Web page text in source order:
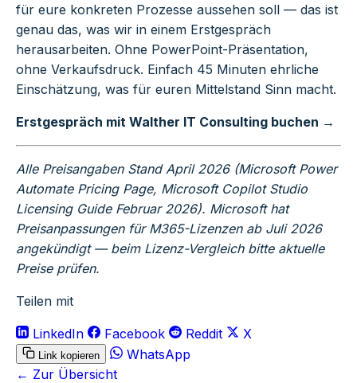
für eure konkreten Prozesse aussehen soll — das ist
genau das, was wir in einem Erstgespräch
herausarbeiten. Ohne PowerPoint-Präsentation,
ohne Verkaufsdruck. Einfach 45 Minuten ehrliche
Einschätzung, was für euren Mittelstand Sinn macht.
Erstgespräch mit Walther IT Consulting buchen →
Alle Preisangaben Stand April 2026 (Microsoft Power
Automate Pricing Page, Microsoft Copilot Studio
Licensing Guide Februar 2026). Microsoft hat
Preisanpassungen für M365-Lizenzen ab Juli 2026
angekündigt — beim Lizenz-Vergleich bitte aktuelle
Preise prüfen.
Teilen mit
LinkedIn Facebook Reddit X
Link kopieren
WhatsApp
← Zur Übersicht